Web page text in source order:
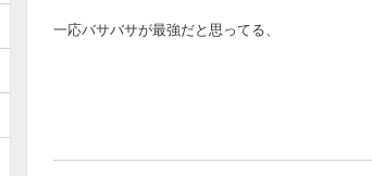
一応バサバサが最強だと思ってる、